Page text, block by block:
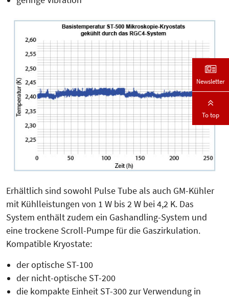
Erhältlich sind sowohl Pulse Tube als auch GM-Kühler
mit Kühlleistungen von 1 W bis 2 W bei 4,2 K. Das
System enthält zudem ein Gashandling-System und
eine trockene Scroll-Pumpe für die Gaszirkulation.
Kompatible Kryostate:
der optische ST-100
der nicht-optische ST-200
die kompakte Einheit ST-300 zur Verwendung in
Newsletter
To top